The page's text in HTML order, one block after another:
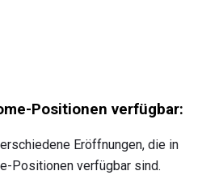
Positionen verfügbar:
Eröffnungen, die in
Positionen verfügbar sind.